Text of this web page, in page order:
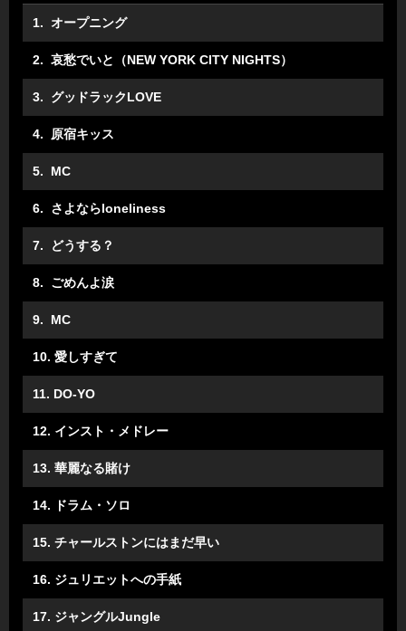
1. オープニング
2. 哀愁でいと（NEW YORK CITY NIGHTS）
3. グッドラックLOVE
4. 原宿キッス
5. MC
6. さよならloneliness
7. どうする？
8. ごめんよ涙
9. MC
10. 愛しすぎて
11. DO-YO
12. インスト・メドレー
13. 華麗なる賭け
14. ドラム・ソロ
15. チャールストンにはまだ早い
16. ジュリエットへの手紙
17. ジャングルJungle